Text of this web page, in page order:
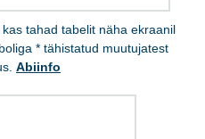
tahad tabelit näha ekraanil
* tähistatud muutujatest
Abiinfo